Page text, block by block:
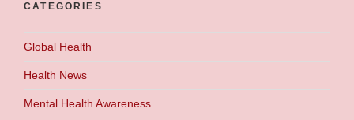
CATEGORIES
Global Health
Health News
Mental Health Awareness